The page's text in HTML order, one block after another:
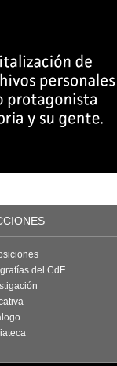
del CdF